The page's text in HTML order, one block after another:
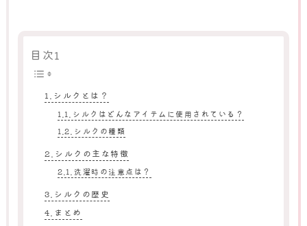
目次1
シルクとは？
シルクはどんなアイテムに使用されている？
シルクの種類
シルクの主な特徴
洗濯時の注意点は？
シルクの歴史
まとめ